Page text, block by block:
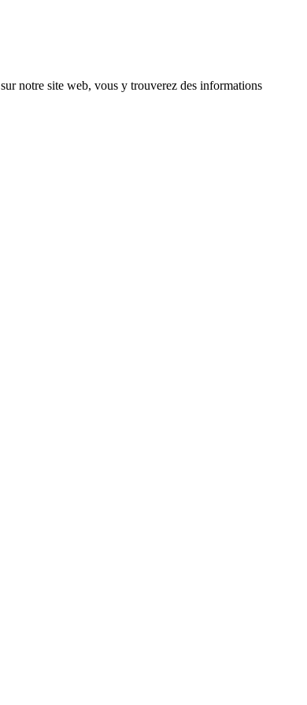
sur notre site web, vous y trouverez des informations